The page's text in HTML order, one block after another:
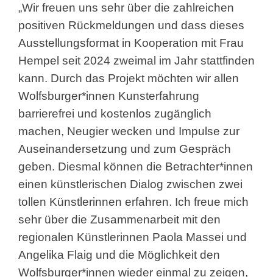
„Wir freuen uns sehr über die zahlreichen
positiven Rückmeldungen und dass dieses
Ausstellungsformat in Kooperation mit Frau
Hempel seit 2024 zweimal im Jahr stattfinden
kann. Durch das Projekt möchten wir allen
Wolfsburger*innen Kunsterfahrung
barrierefrei und kostenlos zugänglich
machen, Neugier wecken und Impulse zur
Auseinandersetzung und zum Gespräch
geben. Diesmal können die Betrachter*innen
einen künstlerischen Dialog zwischen zwei
tollen Künstlerinnen erfahren. Ich freue mich
sehr über die Zusammenarbeit mit den
regionalen Künstlerinnen Paola Massei und
Angelika Flaig und die Möglichkeit den
Wolfsburger*innen wieder einmal zu zeigen,